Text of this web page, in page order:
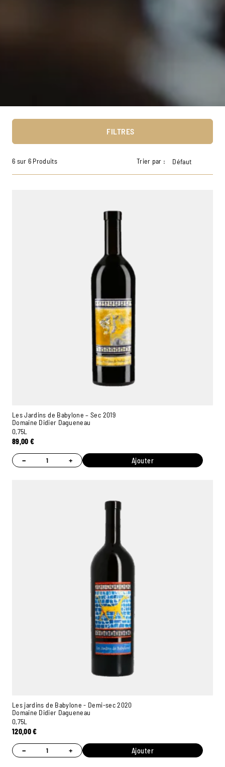
FILTRES
6 sur 6 Produits Trier par : Défaut
Les Jardins de Babylone – Sec 2019
Domaine Didier Dagueneau
0,75L
89,00€
− + Ajouter
Les jardins de Babylone - Demi-sec 2020
Domaine Didier Dagueneau
0,75L
120,00€
− + Ajouter